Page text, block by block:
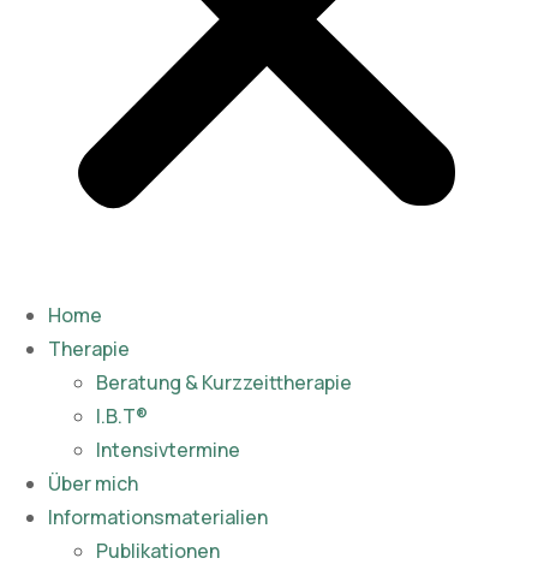
Home
Therapie
Beratung & Kurzzeittherapie
I.B.T®
Intensivtermine
Über mich
Informationsmaterialien
Publikationen​